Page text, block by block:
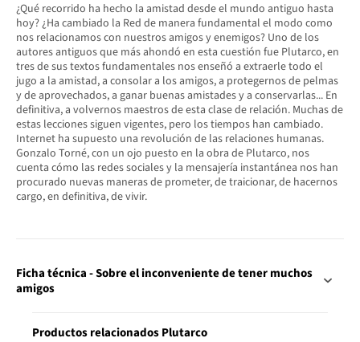
¿Qué recorrido ha hecho la amistad desde el mundo antiguo hasta
hoy? ¿Ha cambiado la Red de manera fundamental el modo como
nos relacionamos con nuestros amigos y enemigos? Uno de los
autores antiguos que más ahondó en esta cuestión fue Plutarco, en
tres de sus textos fundamentales nos enseñó a extraerle todo el
jugo a la amistad, a consolar a los amigos, a protegernos de pelmas
y de aprovechados, a ganar buenas amistades y a conservarlas... En
definitiva, a volvernos maestros de esta clase de relación. Muchas de
estas lecciones siguen vigentes, pero los tiempos han cambiado.
Internet ha supuesto una revolución de las relaciones humanas.
Gonzalo Torné, con un ojo puesto en la obra de Plutarco, nos
cuenta cómo las redes sociales y la mensajería instantánea nos han
procurado nuevas maneras de prometer, de traicionar, de hacernos
cargo, en definitiva, de vivir.
Ficha técnica - Sobre el inconveniente de tener muchos
amigos
Productos relacionados Plutarco